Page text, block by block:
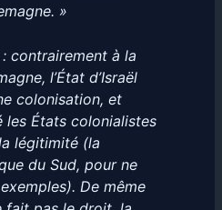
»
contrairement à la
l’État d’Israël
colonisation, et
les États colonialistes
légitimité (la
du Sud, pour ne
De même